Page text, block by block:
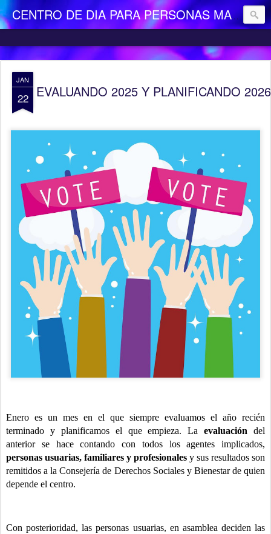
CENTRO DE DIA PARA PERSONAS MAYORES DEPENDIENTES "LA CAMOCHA"
JAN
22 EVALUANDO 2025 Y PLANIFICANDO 2026
Enero es un mes en el que siempre evaluamos el año recién
terminado y planificamos el que empieza. Laevaluación del
anterior se hace contando con todos los agentes implicados,
personas usuarias, familiares y profesionales y sus resultados son
remitidos a la Consejería de Derechos Sociales y Bienestar de quien
depende el centro.
Con posterioridad, las personas usuarias, en asamblea deciden las